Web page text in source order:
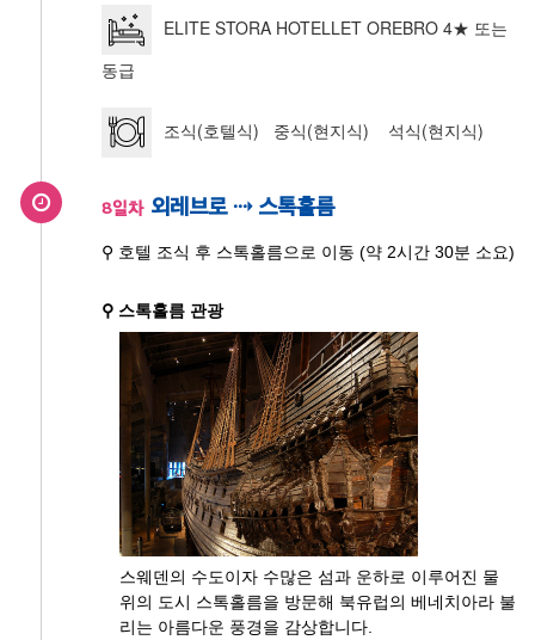
ELITE STORA HOTELLET OREBRO 4★ 또는
동급
조식(호텔식) 중식(현지식) 석식(현지식)
8일차 외레브로 ⇢ 스톡홀름
⚲ 호텔 조식 후 스톡홀름으로 이동 (약 2시간 30분 소요)
⚲ 스톡홀름 관광
스웨덴의 수도이자 수많은 섬과 운하로 이루어진 물
위의 도시 스톡홀름을 방문해 북유럽의 베네치아라 불
리는 아름다운 풍경을 감상합니다.